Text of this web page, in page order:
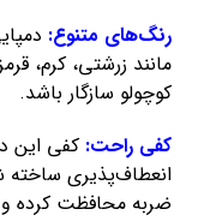
رنگ‌های متنوع:
مانند زرشتی، کرم،
کوچولو سازگار باشد.
کفی راحت: کفی این
انعطاف‌پذیری ساخته
ضربه محافظت کرده و